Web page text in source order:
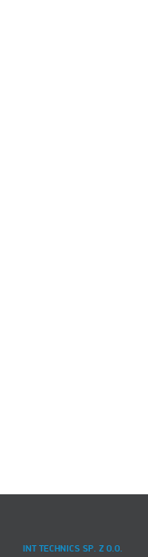
INT TECHNICS SP. Z O.O.